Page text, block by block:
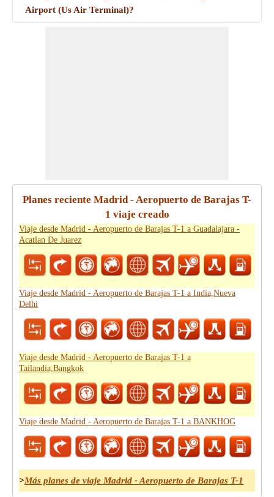
Airport (Us Air Terminal)?
Planes reciente Madrid - Aeropuerto de Barajas T-
1 viaje creado
Viaje desde Madrid - Aeropuerto de Barajas T-1 a Guadalajara -
Acatlan De Juarez
Viaje desde Madrid - Aeropuerto de Barajas T-1 a India,Nueva
Delhi
Viaje desde Madrid - Aeropuerto de Barajas T-1 a
Tailandia,Bangkok
Viaje desde Madrid - Aeropuerto de Barajas T-1 a BANKHOG
>Más planes de viaje Madrid - Aeropuerto de Barajas T-1